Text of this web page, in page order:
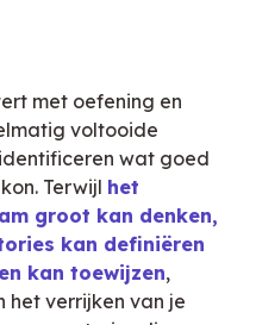
met oefening en
voltooide
wat goed
Terwijl het
groot kan denken,
kan definiëren
kan toewijzen,
het verrijken van je